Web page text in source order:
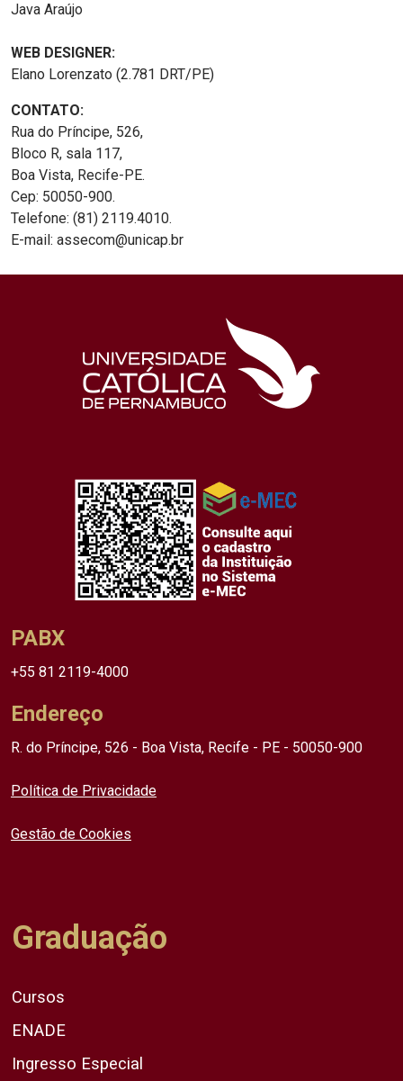
Java Araújo
WEB DESIGNER:
Elano Lorenzato (2.781 DRT/PE)
CONTATO:
Rua do Príncipe, 526,
Bloco R, sala 117,
Boa Vista, Recife-PE.
Cep: 50050-900.
Telefone: (81) 2119.4010.
E-mail: assecom@unicap.br
PABX
+55 81 2119-4000
Endereço
R. do Príncipe, 526 - Boa Vista, Recife - PE - 50050-900
Política de Privacidade
Gestão de Cookies
Graduação
Cursos
ENADE
Ingresso Especial